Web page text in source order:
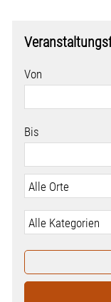
Aktiv
Spenden
Von
Bis